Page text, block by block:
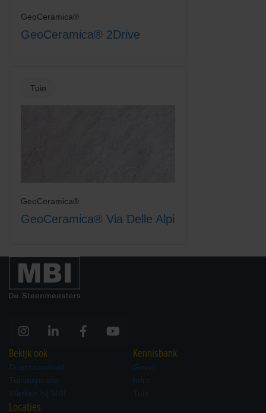
GeoCeramica®
GeoCeramica® 2Drive
Tuin
GeoCeramica®
GeoCeramica® Via Delle Alpi
Bekijk ook
Duurzaamheid
Tuininspiratie
Werken bij MBI
Kennisbank
Gevel
Infra
Tuin
Locaties